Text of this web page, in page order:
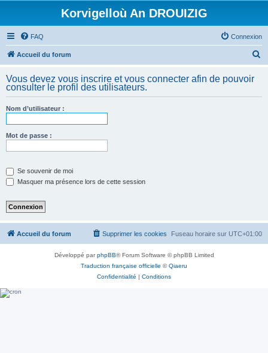
Korvigelloù An DROUIZIG
FAQ Connexion
Accueil du forum
h
Vous devez vous inscrire et vous connecter afin de pouvoir
consulter le profil des utilisateurs.
Nom d’utilisateur :
Mot de passe :
Se souvenir de moi
Masquer ma présence lors de cette session
Accueil du forum Fuseau horaire sur UTC+01:00
Supprimer les cookies
Développé parphpBB® Forum Software © phpBB Limited
Traduction française officielle ©Qiaeru
Confidentialité | Conditions